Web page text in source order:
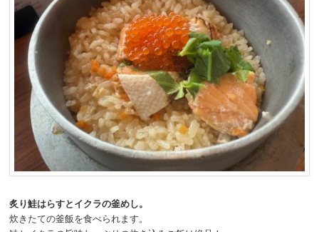
炙り鮭はらすとイクラの釜めし。
炊きたての釜飯を食べられます。